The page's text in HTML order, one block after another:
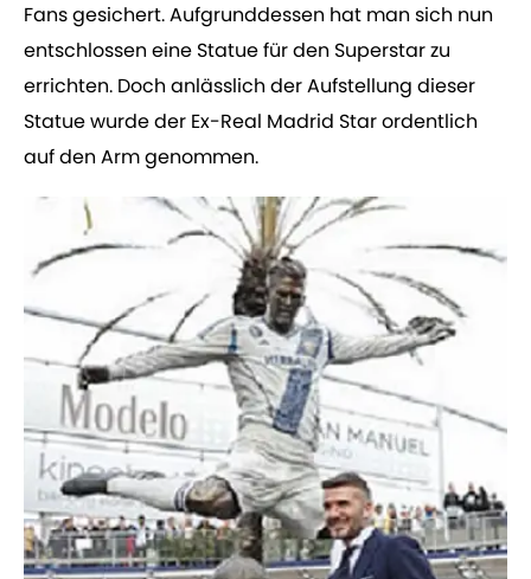
Fans gesichert. Aufgrunddessen hat man sich nun
entschlossen eine Statue für den Superstar zu
errichten. Doch anlässlich der Aufstellung dieser
Statue wurde der Ex-Real Madrid Star ordentlich
auf den Arm genommen.